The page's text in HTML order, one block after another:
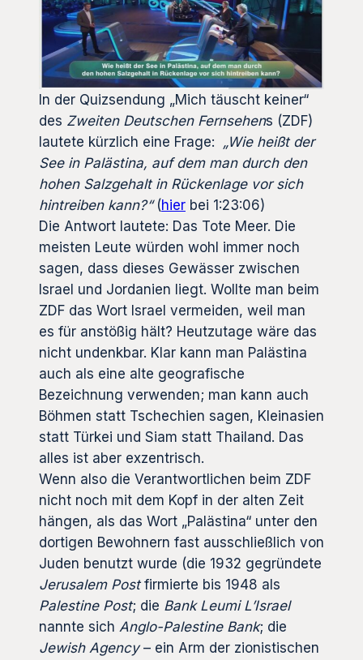
In der Quizsendung „Mich täuscht keiner“
des Zweiten Deutschen Fernsehens (ZDF)
lautete kürzlich eine Frage: „Wie heißt der
See in Palästina, auf dem man durch den
hohen Salzgehalt in Rückenlage vor sich
hintreiben kann?“ (hier bei 1:23:06)
Die Antwort lautete: Das Tote Meer. Die
meisten Leute würden wohl immer noch
sagen, dass dieses Gewässer zwischen
Israel und Jordanien liegt. Wollte man beim
ZDF das Wort Israel vermeiden, weil man
es für anstößig hält? Heutzutage wäre das
nicht undenkbar. Klar kann man Palästina
auch als eine alte geografische
Bezeichnung verwenden; man kann auch
Böhmen statt Tschechien sagen, Kleinasien
statt Türkei und Siam statt Thailand. Das
alles ist aber exzentrisch.
Wenn also die Verantwortlichen beim ZDF
nicht noch mit dem Kopf in der alten Zeit
hängen, als das Wort „Palästina“ unter den
dortigen Bewohnern fast ausschließlich von
Juden benutzt wurde (die 1932 gegründete
Jerusalem Postfirmierte bis 1948 als
Palestine Post; die Bank Leumi L’Israel
nannte sich Anglo-Palestine Bank; die
Jewish Agency– ein Arm der zionistischen